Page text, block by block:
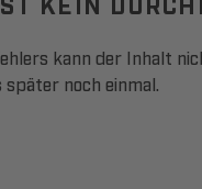
kann der Inhalt
noch einmal.